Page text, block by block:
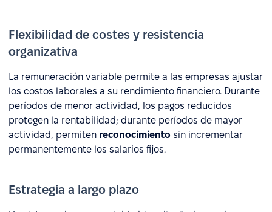
Flexibilidad de costes y resistencia
organizativa
La remuneración variable permite a las empresas ajustar
los costos laborales a su rendimiento financiero. Durante
períodos de menor actividad, los pagos reducidos
protegen la rentabilidad; durante períodos de mayor
actividad, permiten reconocimiento sin incrementar
permanentemente los salarios fijos.
Estrategia a largo plazo